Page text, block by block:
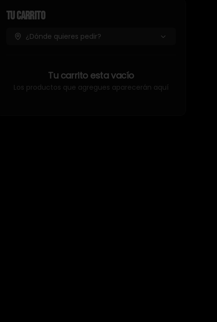
Tu Carrito
¿Dónde quieres pedir?
Tu carrito esta vacío
Los productos que agregues aparecerán aquí